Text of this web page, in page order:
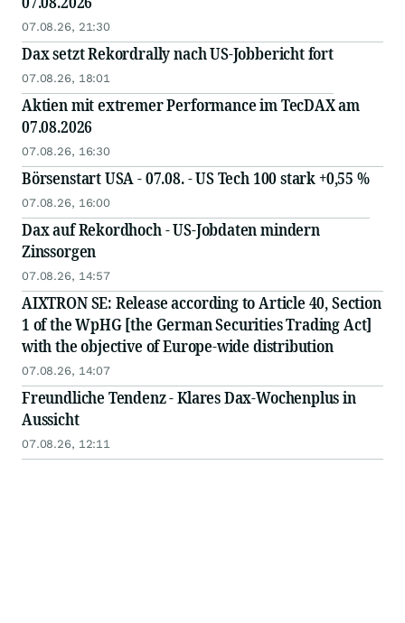
07.08.26, 21:30
Dax setzt Rekordrally nach US-Jobbericht fort
07.08.26, 18:01
Aktien mit extremer Performance im TecDAX am
07.08.2026
07.08.26, 16:30
Börsenstart USA - 07.08. - US Tech 100 stark +0,55 %
07.08.26, 16:00
Dax auf Rekordhoch - US-Jobdaten mindern
Zinssorgen
07.08.26, 14:57
AIXTRON SE: Release according to Article 40, Section
1 of the WpHG [the German Securities Trading Act]
with the objective of Europe-wide distribution
07.08.26, 14:07
Freundliche Tendenz - Klares Dax-Wochenplus in
Aussicht
07.08.26, 12:11